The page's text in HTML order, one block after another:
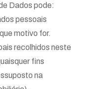
Dados pode:
pessoais
motivo for.
recolhidos neste
fins
na